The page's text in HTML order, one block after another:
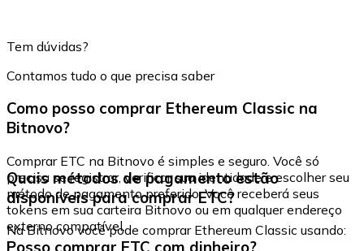
Tem dúvidas?
Contamos tudo o que precisa saber
Como posso comprar Ethereum Classic na
Bitnovo?
Comprar ETC na Bitnovo é simples e seguro. Você só
precisa se registrar, verificar sua identidade e escolher seu
método de pagamento preferido. Você receberá seus
tokens em sua carteira Bitnovo ou em qualquer endereço
externo compatível.
Quais métodos de pagamento estão
disponíveis para comprar ETC?
Na Bitnovo você pode comprar Ethereum Classic usando:
Posso comprar ETC com dinheiro?